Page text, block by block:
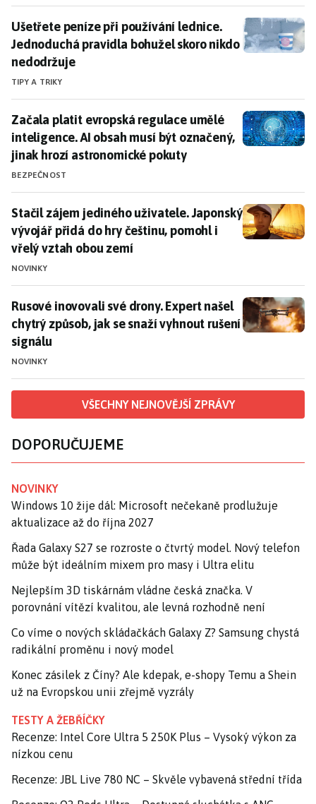
Ušetřete peníze při používání lednice. Jednoduchá
Ušetřete peníze při používání lednice.
Jednoduchá pravidla bohužel skoro nikdo
nedodržuje
TIPY A TRIKY
Začala platit evropská regulace umělé inteligence.
Začala platit evropská regulace umělé
inteligence. AI obsah musí být označený,
jinak hrozí astronomické pokuty
BEZPEČNOST
Stačil zájem jediného uživatele. Japonský vývojář
Stačil zájem jediného uživatele. Japonský
vývojář přidá do hry češtinu, pomohl i
vřelý vztah obou zemí
NOVINKY
Rusové inovovali své drony. Expert našel chytrý
Rusové inovovali své drony. Expert našel
chytrý způsob, jak se snaží vyhnout rušení
signálu
NOVINKY
VŠECHNY NEJNOVĚJŠÍ ZPRÁVY
DOPORUČUJEME
NOVINKY
Windows 10 žije dál: Microsoft nečekaně prodlužuje
aktualizace až do října 2027
Řada Galaxy S27 se rozroste o čtvrtý model. Nový telefon
může být ideálním mixem pro masy i Ultra elitu
Nejlepším 3D tiskárnám vládne česká značka. V
porovnání vítězí kvalitou, ale levná rozhodně není
Co víme o nových skládačkách Galaxy Z? Samsung chystá
radikální proměnu i nový model
Konec zásilek z Číny? Ale kdepak, e-shopy Temu a Shein
už na Evropskou unii zřejmě vyzrály
TESTY A ŽEBŘÍČKY
Recenze: Intel Core Ultra 5 250K Plus – Vysoký výkon za
nízkou cenu
Recenze: JBL Live 780 NC – Skvěle vybavená střední třída